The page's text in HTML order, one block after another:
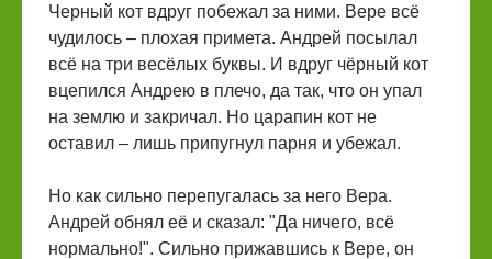
Черный кот вдруг побежал за ними. Вере всё
чудилось – плохая примета. Андрей посылал
всё на три весёлых буквы. И вдруг чёрный кот
вцепился Андрею в плечо, да так, что он упал
на землю и закричал. Но царапин кот не
оставил – лишь припугнул парня и убежал.
Но как сильно перепугалась за него Вера.
Андрей обнял её и сказал: "Да ничего, всё
нормально!". Сильно прижавшись к Вере, он